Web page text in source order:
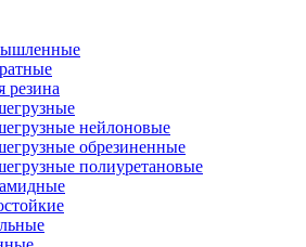
резина
нейлоновые
обрезиненные
полиуретановые